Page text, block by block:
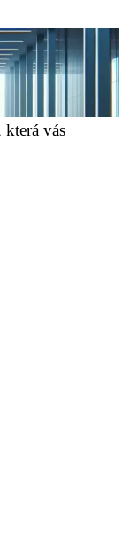
která vás